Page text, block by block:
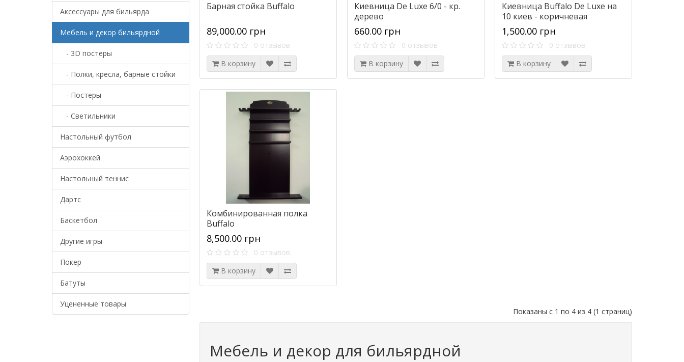
Аксессуары для бильярда
Мебель и декор бильярдной
- 3D постеры
- Полки, кресла, барные стойки
- Постеры
- Светильники
Настольный футбол
Аэрохоккей
Настольный теннис
Дартс
Баскетбол
Другие игры
Покер
Батуты
Уцененные товары
Барная стойка Buffalo
89,000.00 грн
0 отзывов
В корзину
Киевница De Luxe 6/0 - кр.
дерево
660.00 грн
0 отзывов
В корзину
Киевница Buffalo De Luxe на
10 киев - коричневая
1,500.00 грн
0 отзывов
В корзину
Комбинированная полка
Buffalo
8,500.00 грн
0 отзывов
В корзину
Показаны с 1 по 4 из 4 (1 страниц)
Мебель и декор для бильярдной